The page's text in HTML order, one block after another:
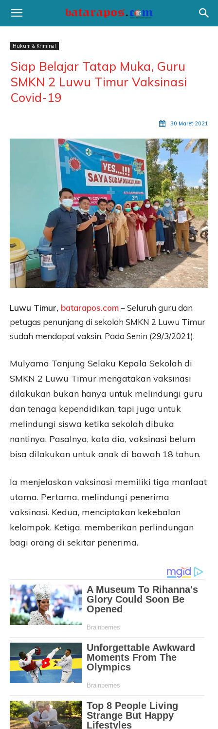
Hukum & Kriminal
Siap Belajar Tatap Muka, Guru
SMKN 2 Luwu Timur Vaksinasi
Covid-19
30 Maret 2021
Luwu Timur, batarapos.com– Seluruh guru dan
petugas penunjang di sekolah SMKN 2 Luwu Timur
sudah mendapat vaksin, Pada Senin (29/3/2021).
Mulyama Tanjung Selaku Kepala Sekolah di
SMKN 2 Luwu Timur mengatakan vaksinasi
dilakukan bukan hanya untuk melindungi guru
dan tenaga kependidikan, tapi juga untuk
melindungi siswa ketika sekolah dibuka
nantinya. Pasalnya, kata dia, vaksinasi belum
bisa dilakukan untuk anak di bawah 18 tahun.
Ia menjelaskan vaksinasi memiliki tiga manfaat
utama. Pertama, melindungi penerima
vaksinasi. Kedua, menciptakan kekebalan
kelompok. Ketiga, memberikan perlindungan
bagi orang di sekitar penerima.